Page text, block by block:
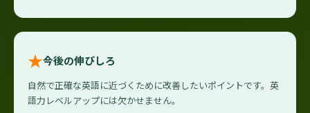
★今後の伸びしろ
自然で正確な英語に近づくために改善したいポイントです。英
語力レベルアップには欠かせません。